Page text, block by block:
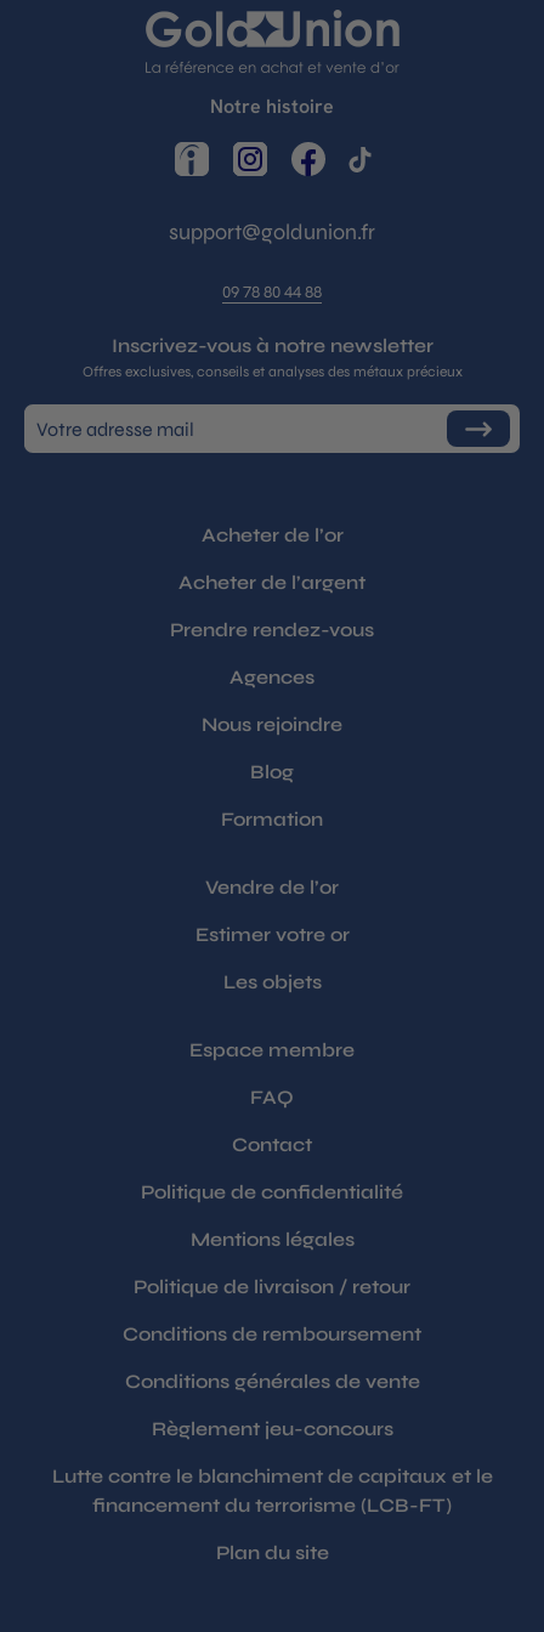
Notre histoire
LinkedIn InstagramFacebookTikTok
support@goldunion.fr
09 78 80 44 88
Inscrivez-vous à notre newsletter
Offres exclusives, conseils et analyses des métaux précieux
Inscrivez-
vous
S'inscrire
Acheter de l’or
Acheter de l’argent
Prendre rendez-vous
Agences
Nous rejoindre
Blog
Formation
Vendre de l’or
Estimer votre or
Les objets
Espace membre
FAQ
Contact
Politique de confidentialité
Mentions légales
Politique de livraison / retour
Conditions de remboursement
Conditions générales de vente
Règlement jeu-concours
Lutte contre le blanchiment de capitaux et le
financement du terrorisme (LCB-FT)
Plan du site